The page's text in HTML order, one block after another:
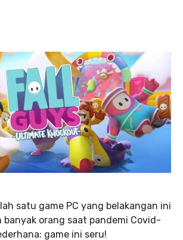
satu game PC yang belakangan ini
banyak orang saat pandemi Covid-
game ini seru!